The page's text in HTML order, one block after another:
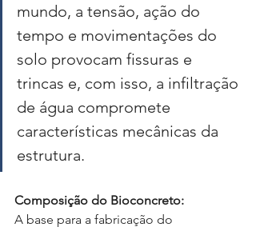
mundo, a tensão, ação do
tempo e movimentações do
solo provocam fissuras e
trincas e, com isso, a infiltração
de água compromete
características mecânicas da
estrutura.
Composição do Bioconcreto:
A base para a fabricação do